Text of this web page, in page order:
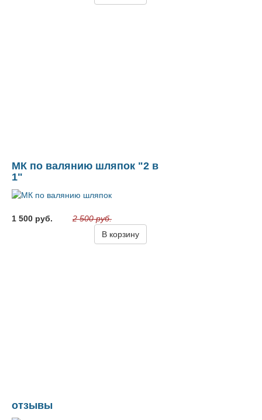
МК по валянию шляпок "2 в
1"
1 500 руб.
2 500 руб.
В корзину
отзывы